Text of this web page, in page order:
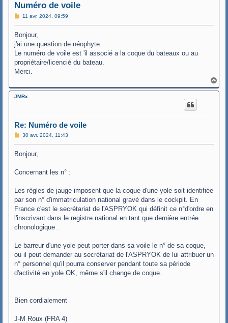
Numéro de voile
M
s
g
e
11 avr. 2024, 09:59
Bonjour,
j'ai une question de néophyte.
Le numéro de voile est 'il associé a la coque du bateaux ou au
propriétaire/licencié du bateau.
Merci.
a
u
JMRx
Re: Numéro de voile
M
s
e
30 avr. 2024, 11:43
Bonjour,
Concernant les n° :
Les règles de jauge imposent que la coque d'une yole soit identifiée
par son n° d'immatriculation national gravé dans le cockpit. En
France c'est le secrétariat de l'ASPRYOK qui définit ce n°d'ordre en
l'inscrivant dans le registre national en tant que dernière entrée
chronologique .
Le barreur d'une yole peut porter dans sa voile le n° de sa coque,
ou il peut demander au secrétariat de l'ASPRYOK de lui attribuer un
n° personnel qu'il pourra conserver pendant toute sa période
d'activité en yole OK, même s'il change de coque.
Bien cordialement
J-M Roux (FRA 4)